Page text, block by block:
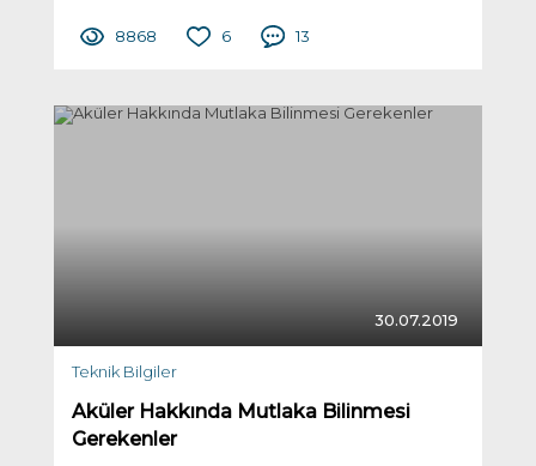
8868 6 13
30.07.2019
Teknik Bilgiler
Aküler Hakkında Mutlaka Bilinmesi
Gerekenler